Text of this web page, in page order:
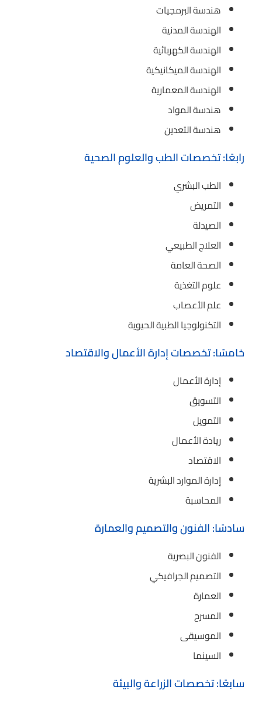
هندسة البرمجيات
الهندسة المدنية
الهندسة الكهربائية
الهندسة الميكانيكية
الهندسة المعمارية
هندسة المواد
هندسة التعدين
رابعًا: تخصصات الطب والعلوم الصحية
الطب البشري
التمريض
الصيدلة
العلاج الطبيعي
الصحة العامة
علوم التغذية
علم الأعصاب
التكنولوجيا الطبية الحيوية
خامسًا: تخصصات إدارة الأعمال والاقتصاد
إدارة الأعمال
التسويق
التمويل
ريادة الأعمال
الاقتصاد
إدارة الموارد البشرية
المحاسبة
سادسًا: الفنون والتصميم والعمارة
الفنون البصرية
التصميم الجرافيكي
العمارة
المسرح
الموسيقى
السينما
سابعًا: تخصصات الزراعة والبيئة